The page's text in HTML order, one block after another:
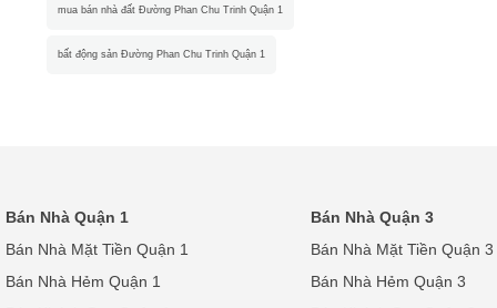
mua bán nhà đất Đường Phan Chu Trinh Quận 1
bất động sản Đường Phan Chu Trinh Quận 1
Bán Nhà Quận 1
Bán Nhà Quận 3
Bán Nhà Mặt Tiền Quận 1
Bán Nhà Mặt Tiền Quận 3
Bán Nhà Hẻm Quận 1
Bán Nhà Hẻm Quận 3